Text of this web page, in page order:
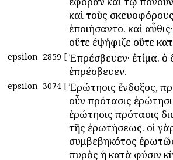
καὶ τοὺς
ἐποιήσαντο. καὶ αὖθις·
οὔτε ἐψήφιζε οὔτε
epsilon 2859 [ Ἐπρέσβευεν· ἐτίμα. ὁ
ἐπρέσβευεν.
epsilon 3074 [ Ἐρώτησις ἔνδοξος,
οὖν πρότασις
ἐρώτησις πρότασις
τῆς ἐρωτήσεως. οἱ
συμβεβηκότος
πυρὸς ἡ κατὰ φύσιν